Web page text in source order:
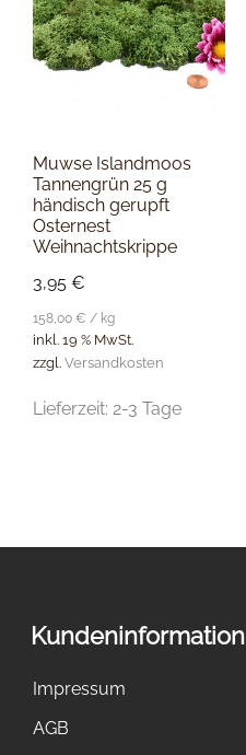
Muwse Islandmoos
Tannengrün 25 g
händisch gerupft
Osternest
Weihnachtskrippe
3,95 €
158,00 € / kg
inkl. 19 % MwSt.
zzgl. Versandkosten
Lieferzeit: 2-3 Tage
Kundeninformation
Impressum
AGB